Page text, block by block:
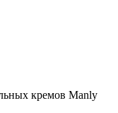
кремов Manly